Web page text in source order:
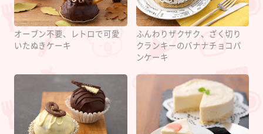
オーブン不要、レトロで可愛
いたぬきケーキ
ふんわりザクザク、ざく切り
クランキーのバナナチョコパ
ンケーキ